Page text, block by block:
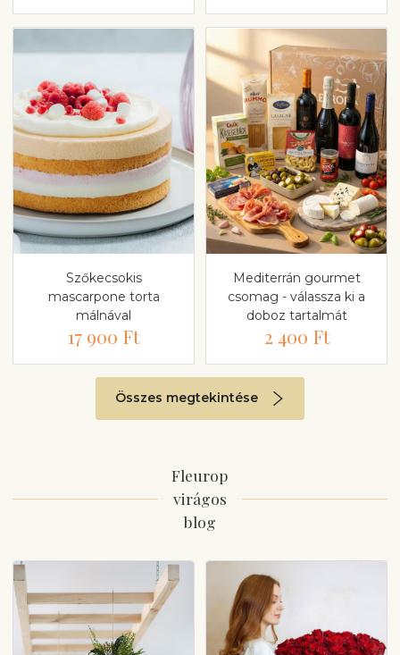
Szőkecsokis
mascarpone torta
málnával
17 900 Ft
Mediterrán gourmet
csomag - válassza ki a
doboz tartalmát
2 400 Ft
Összes megtekintése
Fleurop
virágos
blog